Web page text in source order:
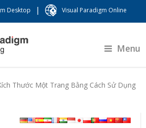
Desktop | Visual Paradigm Online
Menu
Thước Một Trang Bằng Cách Sử Dụng